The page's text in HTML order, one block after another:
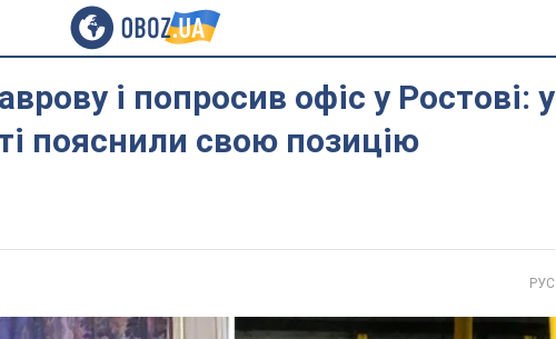
і попросив офіс у Ростові: у
пояснили свою позицію
РУС